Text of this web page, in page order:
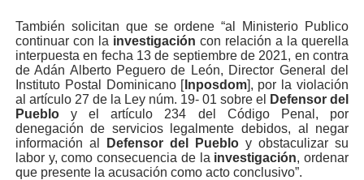
También solicitan que se ordene “al Ministerio Publico
continuar con la investigación con relación a la querella
interpuesta en fecha 13 de septiembre de 2021, en contra
de Adán Alberto Peguero de León, Director General del
Instituto Postal Dominicano [Inposdom], por la violación
al artículo 27 de la Ley núm. 19- 01 sobre el
Defensor del
Puebloy el artículo 234 del Código Penal, por
denegación de servicios legalmente debidos, al negar
información al
Defensor del Pueblo y obstaculizar su
labor y, como consecuencia de la investigación, ordenar
que presente la acusación como acto conclusivo”.